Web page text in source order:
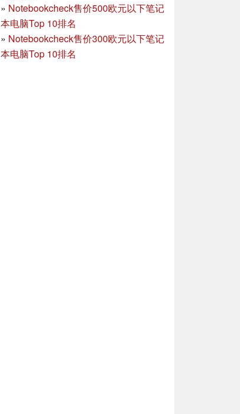
» Notebookcheck售价500欧元以下笔记
本电脑Top 10排名
» Notebookcheck售价300欧元以下笔记
本电脑Top 10排名